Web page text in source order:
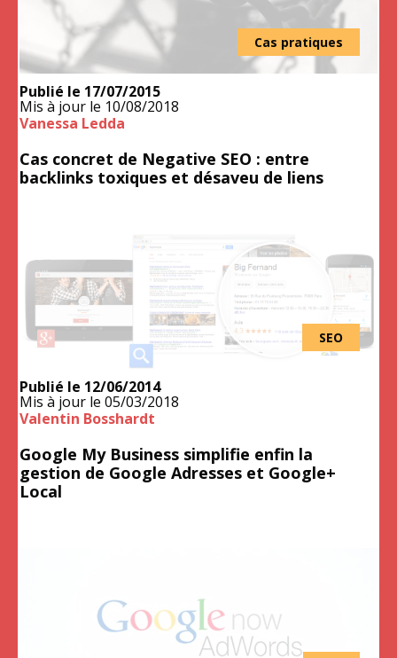
Cas pratiques
Publié le 17/07/2015
Mis à jour le 10/08/2018
Vanessa Ledda
Cas concret de Negative SEO : entre
backlinks toxiques et désaveu de liens
SEO
Publié le 12/06/2014
Mis à jour le 05/03/2018
Valentin Bosshardt
Google My Business simplifie enfin la
gestion de Google Adresses et Google+
Local